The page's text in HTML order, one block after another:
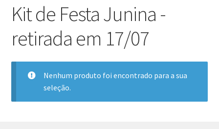
Finalidade do Bazar
Informações
Loja
Minha Conta
Kit de Festa Junina -
retirada em 17/07
Nenhum produto foi encontrado para a sua
seleção.